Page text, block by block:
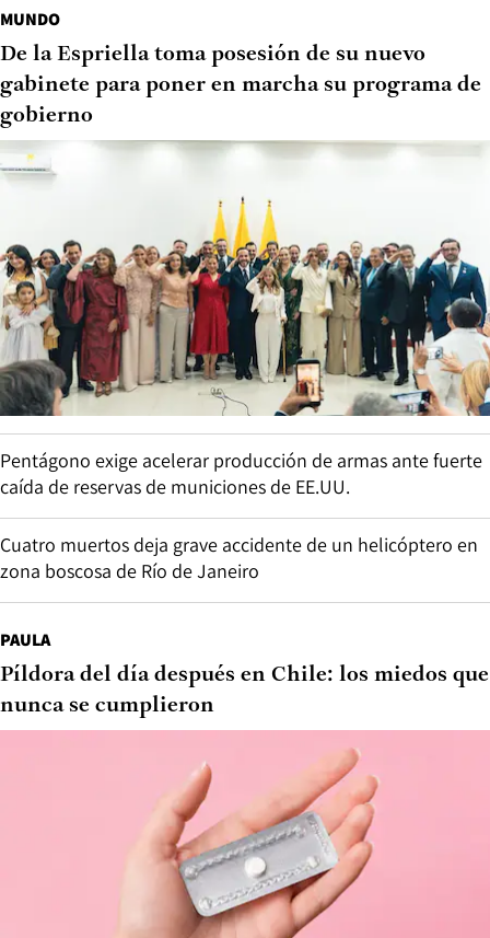
MUNDO
De la Espriella toma posesión de su nuevo
gabinete para poner en marcha su programa de
gobierno
Pentágono exige acelerar producción de armas ante fuerte
caída de reservas de municiones de EE.UU.
Cuatro muertos deja grave accidente de un helicóptero en
zona boscosa de Río de Janeiro
PAULA
Píldora del día después en Chile: los miedos que
nunca se cumplieron